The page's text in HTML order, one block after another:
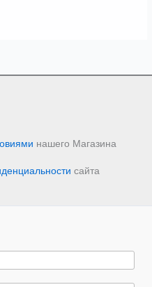
нашего Магазина
сайта